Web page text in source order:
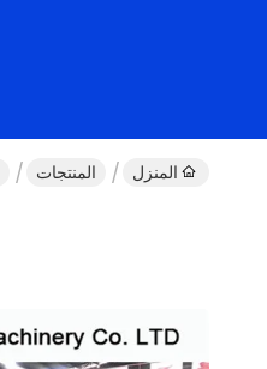
المنزل المنتجات